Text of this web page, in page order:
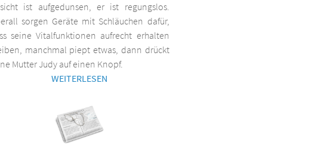
ist aufgedunsen, er ist regungslos.
sorgen Geräte mit Schläuchen dafür,
seine Vitalfunktionen aufrecht erhalten
manchmal piept etwas, dann drückt
Mutter Judy auf einen Knopf.
WEITERLESEN